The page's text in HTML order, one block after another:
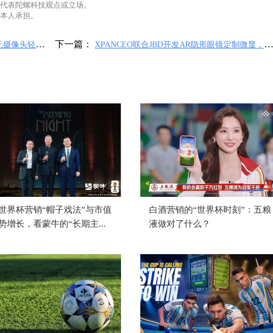
表陀螺科技观点或立场。
人承担。
摄像头轻量
下一篇： XPANCEO联合JBD开发AR隐形眼镜定制微显，瞄
界杯营销“帽子戏法”与市值
增长，看蒙牛的“长期主...
白酒营销的“世界杯时刻”：五粮
液做对了什么？